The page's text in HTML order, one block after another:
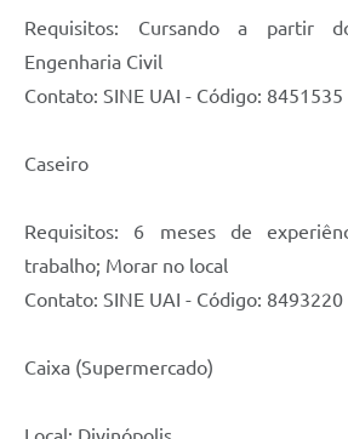
Requisitos: Cursando a partir
Engenharia Civil
Contato: SINE UAI - Código: 8451535
Caseiro
Requisitos: 6 meses de
trabalho; Morar no local
Contato: SINE UAI - Código: 8493220
Caixa (Supermercado)